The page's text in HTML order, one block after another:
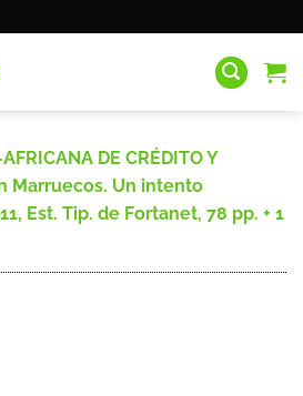
DE CRÉDITO Y
Marruecos. Un intento
Est. Tip. de Fortanet, 78 pp. + 1